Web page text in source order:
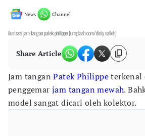
News Channel
ilustrasi jam tangan patek philippe (unsplash.com/diniy salleh)
Share Article
Jam tanganPatek Philippeterkenal
penggemarjam tangan mewah.
model sangat dicari oleh kolektor.